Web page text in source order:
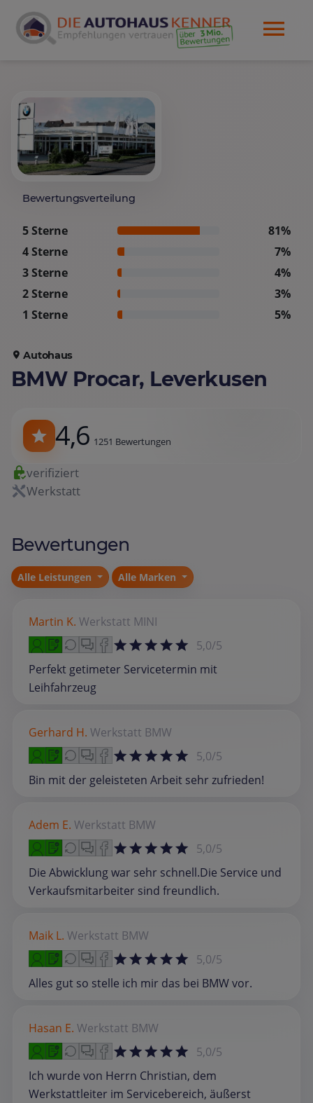
Bewertungsverteilung
5 Sterne
81%
4 Sterne
7%
3 Sterne
4%
2 Sterne
3%
1 Sterne
5%
Autohaus
BMW Procar, Leverkusen
4,6 1251 Bewertungen
verifiziert
Werkstatt
Bewertungen
Alle Leistungen Alle Marken
Martin K. Werkstatt MINI
5,0/5
Perfekt getimeter Servicetermin mit
Leihfahrzeug
Gerhard H. Werkstatt BMW
5,0/5
Bin mit der geleisteten Arbeit sehr zufrieden!
Adem E. Werkstatt BMW
5,0/5
Die Abwicklung war sehr schnell.Die Service und
Verkaufsmitarbeiter sind freundlich.
Maik L. Werkstatt BMW
5,0/5
Alles gut so stelle ich mir das bei BMW vor.
Hasan E. Werkstatt BMW
5,0/5
Ich wurde von Herrn Christian, dem
Werkstattleiter im Servicebereich, äußerst